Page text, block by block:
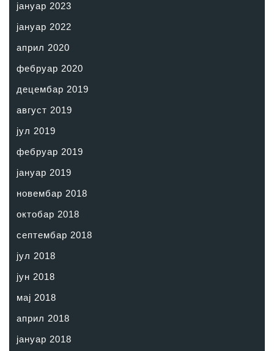
јануар 2023
јануар 2022
април 2020
фебруар 2020
децембар 2019
август 2019
јул 2019
фебруар 2019
јануар 2019
новембар 2018
октобар 2018
септембар 2018
јул 2018
јун 2018
мај 2018
април 2018
јануар 2018